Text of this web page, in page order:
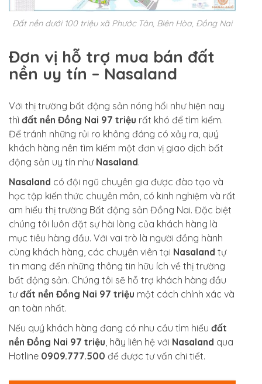
Đất nền dưới 100 triệu xã Phước Tân, Biên Hòa, Đồng Nai
Đơn vị hỗ trợ mua bán đất
nền uy tín – Nasaland
Với thị trường bất động sản nóng hổi như hiện nay
thì đất nền Đồng Nai 97 triệu rất khó để tìm kiếm.
Để tránh những rủi ro không đáng có xảy ra, quý
khách hàng nên tìm kiếm một đơn vị giao dịch bất
động sản uy tín như Nasaland.
Nasaland có đội ngũ chuyên gia được đào tạo và
học tập kiến thức chuyên môn, có kinh nghiệm và rất
am hiểu thị trường Bất động sản Đồng Nai. Đặc biệt
chúng tôi luôn đặt sự hài lòng của khách hàng là
mục tiêu hàng đầu. Với vai trò là người đồng hành
cùng khách hàng, các chuyên viên tại Nasaland tự
tin mang đến những thông tin hữu ích về thị trường
bất động sản. Chúng tôi sẽ hỗ trợ khách hàng đầu
tưđất nền Đồng Nai 97 triệu một cách chính xác và
an toàn nhất.
Nếu quý khách hàng đang có nhu cầu tìm hiểu đất
nền Đồng Nai 97 triệu , hãy liên hệ với Nasaland qua
Hotline 0909.777.500 để được tư vấn chi tiết.